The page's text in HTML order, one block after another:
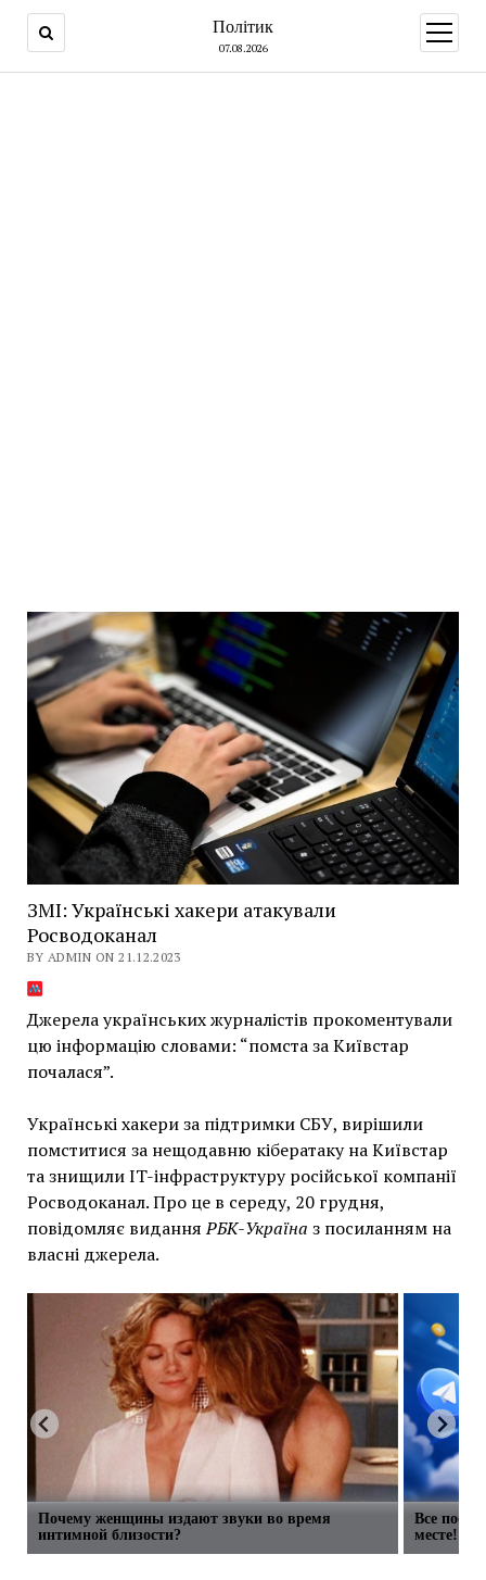
Політик
07.08.2026
open
menu
ЗМІ: Українські хакери атакували
Росводоканал
BY ADMIN ON 21.12.2023
Джерела українських журналістів прокоментували
цю інформацію словами: “помста за Київстар
почалася”.
Українські хакери за підтримки СБУ, вирішили
помститися за нещодавню кібератаку на Київстар
та знищили IT-інфраструктуру російської компанії
Росводоканал. Про це в середу, 20 грудня,
повідомляє виданняРБК-Україна з посиланням на
власні джерела.
Почему женщины издают звуки во время
интимной близости?
Все
месте!